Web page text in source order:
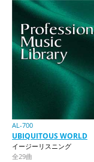
AL-700
UBIQUITOUS WORLD
イージーリスニング
全29曲